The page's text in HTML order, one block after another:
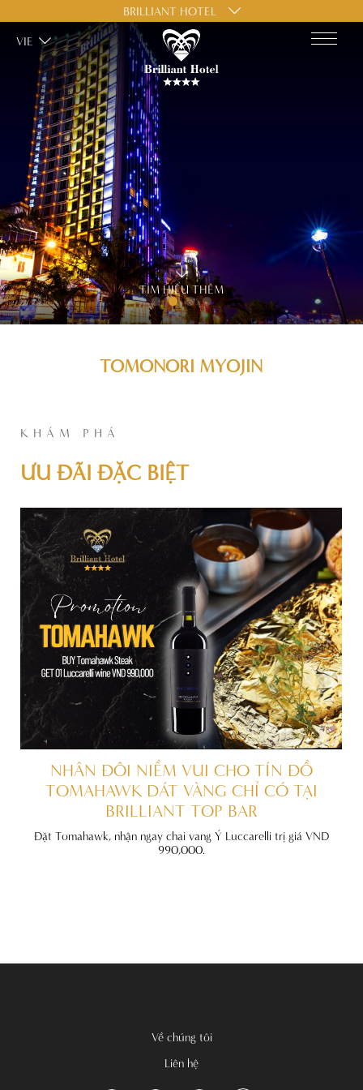
TÌM HIỂU THÊM
VIE
BRILLIANT HOTEL
TOMONORI MYOJIN
KHÁM PHÁ
ƯU ĐÃI ĐẶC BIỆT
NHÂN ĐÔI NIỀM VUI CHO TÍN ĐỒ
TOMAHAWK DÁT VÀNG CHỈ CÓ TẠI
BRILLIANT TOP BAR
Đặt Tomahawk, nhận ngay chai vang Ý Luccarelli trị giá VND
990,000.
Về chúng tôi
Liên hệ